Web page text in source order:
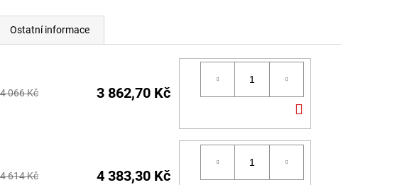
Ostatní informace
4 066 Kč 3 862,70 Kč
KOŠÍKU
4 614 Kč 4 383,30 Kč